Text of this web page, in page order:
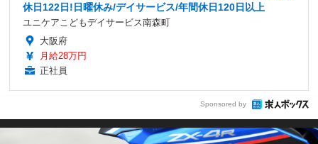
休日122日!日曜休み/デイサービス/年間休日120日以上
ユニケアこどもデイサービス南森町
大阪府
月給28万円
正社員
Sponsored by